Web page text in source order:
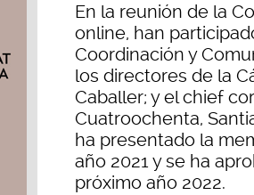
En la reunión de la
online, han
Coordinación y
los directores de la
Caballer; y el chief
Cuatroochenta,
ha presentado la
año 2021 y se ha
próximo año 2022.